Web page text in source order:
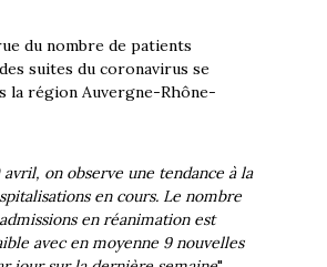
du nombre de patients
suites du coronavirus se
la région Auvergne-Rhône-
on observe une tendance à la
en cours. Le nombre
en réanimation est
avec en moyenne 9 nouvelles